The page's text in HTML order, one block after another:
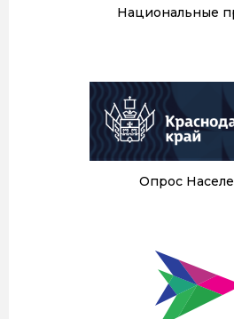
Национальные
Опрос